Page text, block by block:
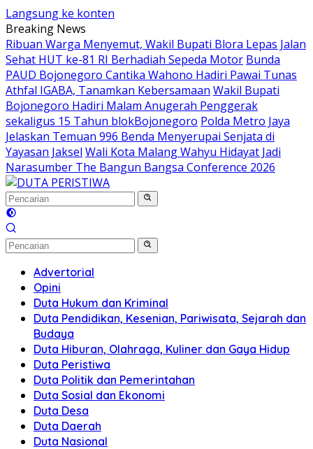
Langsung ke konten
Breaking News
Ribuan Warga Menyemut, Wakil Bupati Blora Lepas Jalan
Sehat HUT ke-81 RI Berhadiah Sepeda Motor Bunda
PAUD Bojonegoro Cantika Wahono Hadiri Pawai Tunas
Athfal IGABA, Tanamkan Kebersamaan Wakil Bupati
Bojonegoro Hadiri Malam Anugerah Penggerak
sekaligus 15 Tahun blokBojonegoro Polda Metro Jaya
Jelaskan Temuan 996 Benda Menyerupai Senjata di
Yayasan Jaksel Wali Kota Malang Wahyu Hidayat Jadi
Narasumber The Bangun Bangsa Conference 2026
Advertorial
Opini
Duta Hukum dan Kriminal
Duta Pendidikan, Kesenian, Pariwisata, Sejarah dan
Budaya
Duta Hiburan, Olahraga, Kuliner dan Gaya Hidup
Duta Peristiwa
Duta Politik dan Pemerintahan
Duta Sosial dan Ekonomi
Duta Desa
Duta Daerah
Duta Nasional